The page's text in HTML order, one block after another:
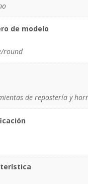
de modelo
round
de repostería y